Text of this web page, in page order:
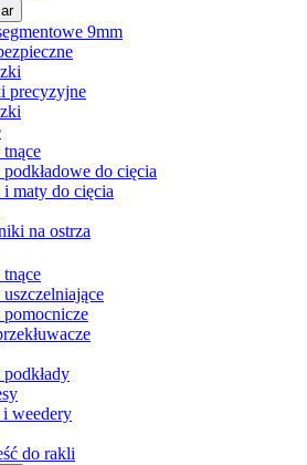
9mm
precyzyjne
podkładowe do cięcia
maty do cięcia
na ostrza
uszczelniające
pomocnicze
i weedery
do rakli